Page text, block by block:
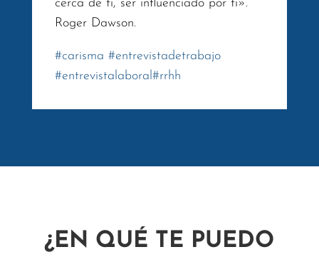
cerca de ti, ser influenciado por ti».
Roger Dawson.
#carisma #entrevistadetrabajo
#entrevistalaboral#rrhh
¿EN QUÉ TE PUEDO